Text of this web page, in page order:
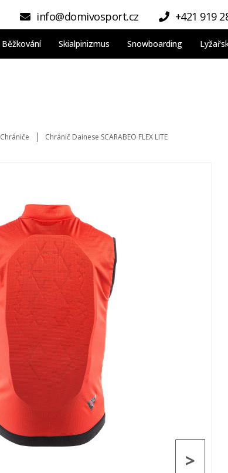
info@domivosport.cz +421 919
Běžkování Skialpinizmus Snowboarding
Chrániče Chránič Dainese SCARABEO FLEX LITE
>